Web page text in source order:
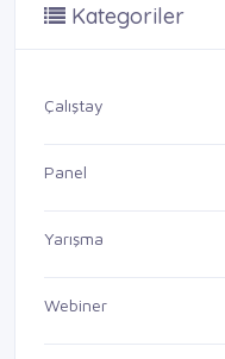
Kategoriler
Çalıştay
Panel
Yarışma
Webiner